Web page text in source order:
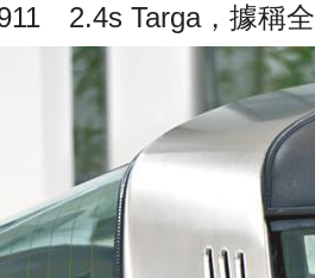
2.4s Targa，據稱